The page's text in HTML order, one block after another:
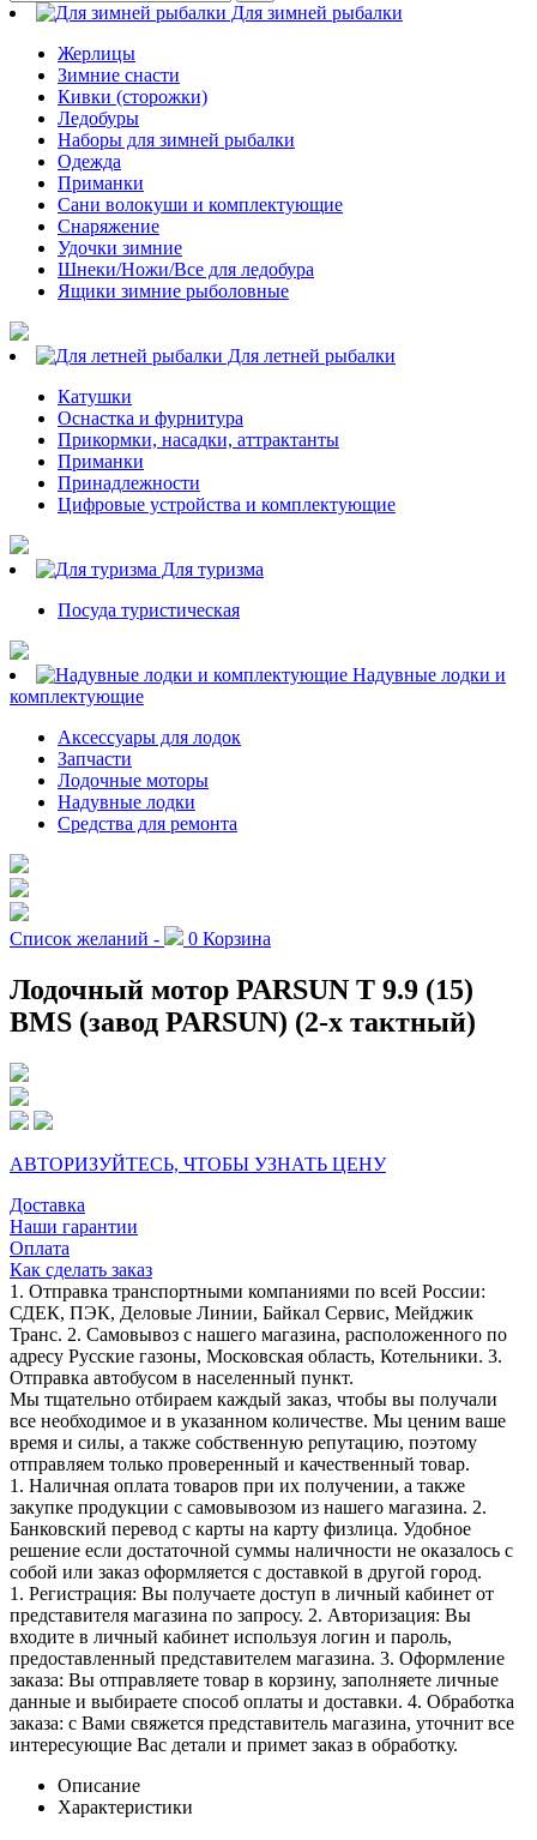
Для зимней рыбалки
Жерлицы
Зимние снасти
Кивки (сторожки)
Ледобуры
Наборы для зимней рыбалки
Одежда
Приманки
Сани волокуши и комплектующие
Снаряжение
Удочки зимние
Шнеки/Ножи/Все для ледобура
Ящики зимние рыболовные
Для летней рыбалки
Катушки
Оснастка и фурнитура
Прикормки, насадки, аттрактанты
Приманки
Принадлежности
Цифровые устройства и комплектующие
Для туризма
Посуда туристическая
Надувные лодки и
комплектующие
Аксессуары для лодок
Запчасти
Лодочные моторы
Надувные лодки
Средства для ремонта
Список желаний - 0 Корзина
Лодочный мотор PARSUN T 9.9 (15)
BMS (завод PARSUN) (2-х тактный)
АВТОРИЗУЙТЕСЬ, ЧТОБЫ УЗНАТЬ ЦЕНУ
Доставка
Наши гарантии
Оплата
Как сделать заказ
1. Отправка транспортными компаниями по всей России:
СДЕК, ПЭК, Деловые Линии, Байкал Сервис, Мейджик
Транс. 2. Самовывоз с нашего магазина, расположенного по
адресу Русские газоны, Московская область, Котельники. 3.
Отправка автобусом в населенный пункт.
Мы тщательно отбираем каждый заказ, чтобы вы получали
все необходимое и в указанном количестве. Мы ценим ваше
время и силы, а также собственную репутацию, поэтому
отправляем только проверенный и качественный товар.
1. Наличная оплата товаров при их получении, а также
закупке продукции с самовывозом из нашего магазина. 2.
Банковский перевод с карты на карту физлица. Удобное
решение если достаточной суммы наличности не оказалось с
собой или заказ оформляется с доставкой в другой город.
1. Регистрация: Вы получаете доступ в личный кабинет от
представителя магазина по запросу. 2. Авторизация: Вы
входите в личный кабинет используя логин и пароль,
предоставленный представителем магазина. 3. Оформление
заказа: Вы отправляете товар в корзину, заполняете личные
данные и выбираете способ оплаты и доставки. 4. Обработка
заказа: с Вами свяжется представитель магазина, уточнит все
интересующие Вас детали и примет заказ в обработку.
Описание
Характеристики